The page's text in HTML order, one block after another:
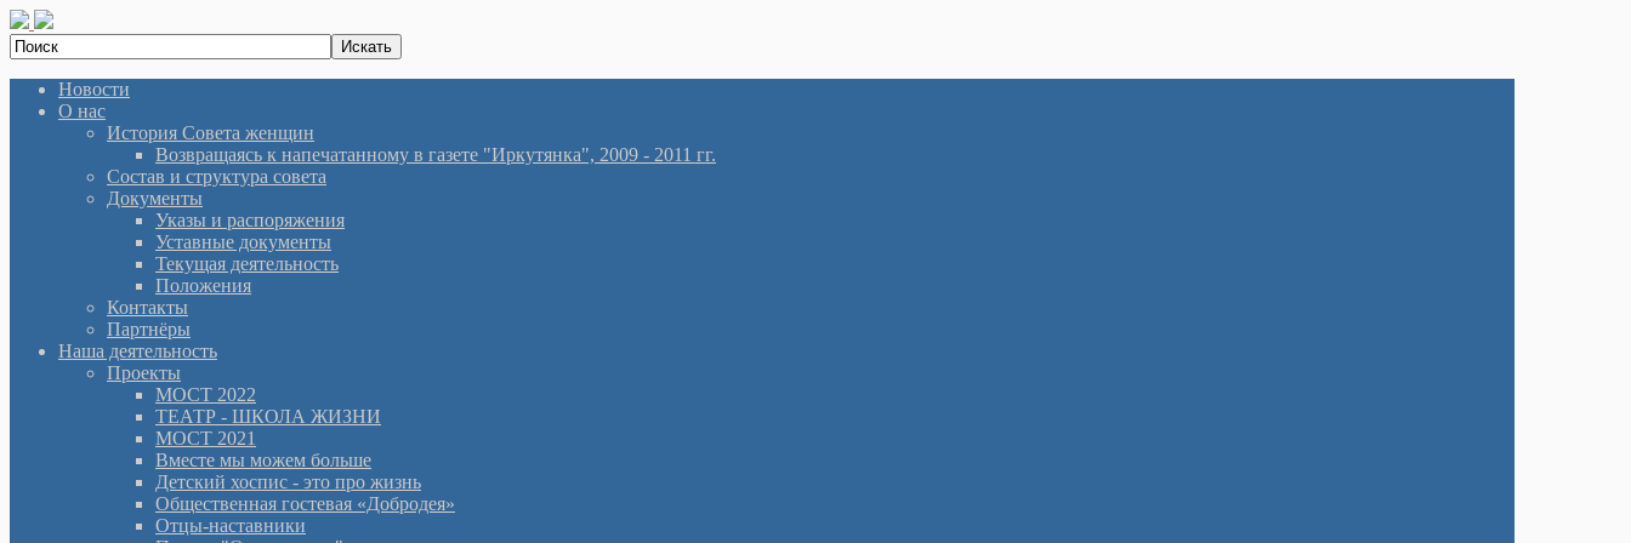
Новости
О нас
История Cовета женщин
Возвращаясь к напечатанному в газете "Иркутянка", 2009 - 2011 гг.
Состав и структура совета
Документы
Указы и распоряжения
Уставные документы
Текущая деятельность
Положения
Контакты
Партнёры
Наша деятельность
Проекты
МОСТ 2022
ТЕАТР - ШКОЛА ЖИЗНИ
МОСТ 2021
Вместе мы можем больше
Детский хоспис - это про жизнь
Общественная гостевая «Добродея»
Отцы-наставники